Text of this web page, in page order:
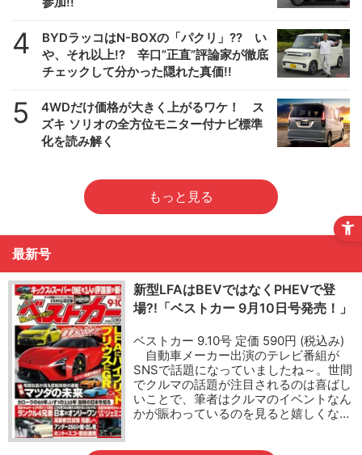
4
BYDラッコはN-BOXの「パクリ」?? い
や、それ以上!? 辛口”正直”評論家が徹底
チェックして分かった隠れた真価!!
5
4WDだけ価格が大きく上がるワケ！ ス
ズキ ソリオの全方位モニター付ナビ標準
化を読み解く
もっと見る
最新号
新型LFAはBEVではなくPHEVで登
場?!「ベストカー 9月10日号発売！」
ベストカー 9.10号 定価 590円 (税込み)
自動車メーカー出演のテレビ番組が
SNSで話題になっていましたね～。世間
でクルマの話題が注目されるのは喜ばし
いことで、筆者はクルマのイベントなん
かが賑わっているのを見ると嬉しくな…